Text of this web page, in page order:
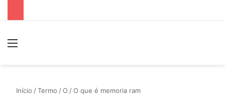
Início /Termo /O /O que é memoria ram